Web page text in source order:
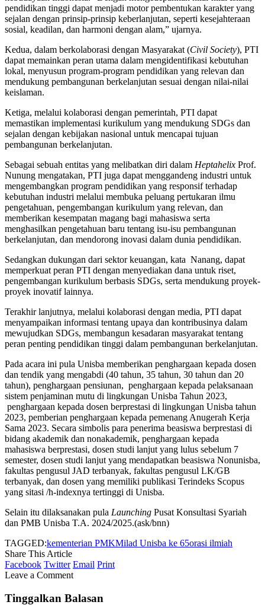
pendidikan tinggi dapat menjadi motor pembentukan karakter yang
sejalan dengan prinsip-prinsip keberlanjutan, seperti kesejahteraan
sosial, keadilan, dan harmoni dengan alam,” ujarnya.
Kedua, dalam berkolaborasi dengan Masyarakat (Civil Society), PTI
dapat memainkan peran utama dalam mengidentifikasi kebutuhan
lokal, menyusun program-program pendidikan yang relevan dan
mendukung pembangunan berkelanjutan sesuai dengan nilai-nilai
keislaman.
Ketiga, melalui kolaborasi dengan pemerintah, PTI dapat
memastikan implementasi kurikulum yang mendukung SDGs dan
sejalan dengan kebijakan nasional untuk mencapai tujuan
pembangunan berkelanjutan.
Sebagai sebuah entitas yang melibatkan diri dalam Heptahelix Prof.
Nunung mengatakan, PTI juga dapat menggandeng industri untuk
mengembangkan program pendidikan yang responsif terhadap
kebutuhan industri melalui membuka peluang pertukaran ilmu
pengetahuan, pengembangan kurikulum yang relevan, dan
memberikan kesempatan magang bagi mahasiswa serta
menghasilkan pengetahuan baru tentang isu-isu pembangunan
berkelanjutan, dan mendorong inovasi dalam dunia pendidikan.
Sedangkan dukungan dari sektor keuangan, kata Nanang, dapat
memperkuat peran PTI dengan menyediakan dana untuk riset,
pengembangan kurikulum berbasis SDGs, serta mendukung proyek-
proyek inovatif lainnya.
Terakhir lanjutnya, melalui kolaborasi dengan media, PTI dapat
menyampaikan informasi tentang upaya dan kontribusinya dalam
mewujudkan SDGs, membangun kesadaran masyarakat tentang
peran penting pendidikan tinggi dalam pembangunan berkelanjutan.
Pada acara ini pula Unisba memberikan penghargaan kepada dosen
dan tendik yang mengabdi (40 tahun, 35 tahun, 30 tahun dan 20
tahun), penghargaan pensiunan, penghargaan kepada pelaksanaan
sistem penjaminan mutu di lingkungan Unisba Tahun 2023,
penghargaan kepada dosen berprestasi di lingkungan Unisba tahun
2023, pemberian penghargaan kepada pemenang Anugerah Kerja
Sama 2023. Secara simbolis para penerima beasiswa berprestasi di
bidang akademik dan nonakademik, penghargaan kepada
mahasiswa berprestasi, dosen studi lanjut yang lulus sebelum 7
semester, dosen studi lanjut yang mendapatkan beasiswa Nonunisba,
fakultas pengusul JAD terbanyak, fakultas pengusul LK/GB
terbanyak, dan dosen yang memiliki publikasi Terindeks Scopus
yang sitasi /h-indexnya tertinggi di Unisba.
Selain itu dilaksanakan pula Launching Pusat Konsultasi Syariah
dan PMB Unisba T.A. 2024/2025.(ask/bnn)
TAGGED:kementerian PMKMilad Unisba ke 65orasi ilmiah
Share This Article
Facebook Twitter Email Print
Leave a Comment
Tinggalkan Balasan